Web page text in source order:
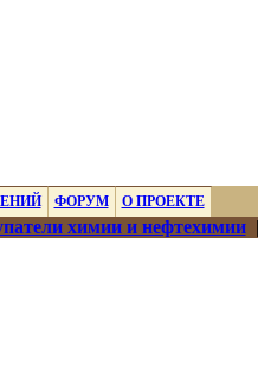
ФОРУМ О ПРОЕКТЕ
химии и нефтехимии|